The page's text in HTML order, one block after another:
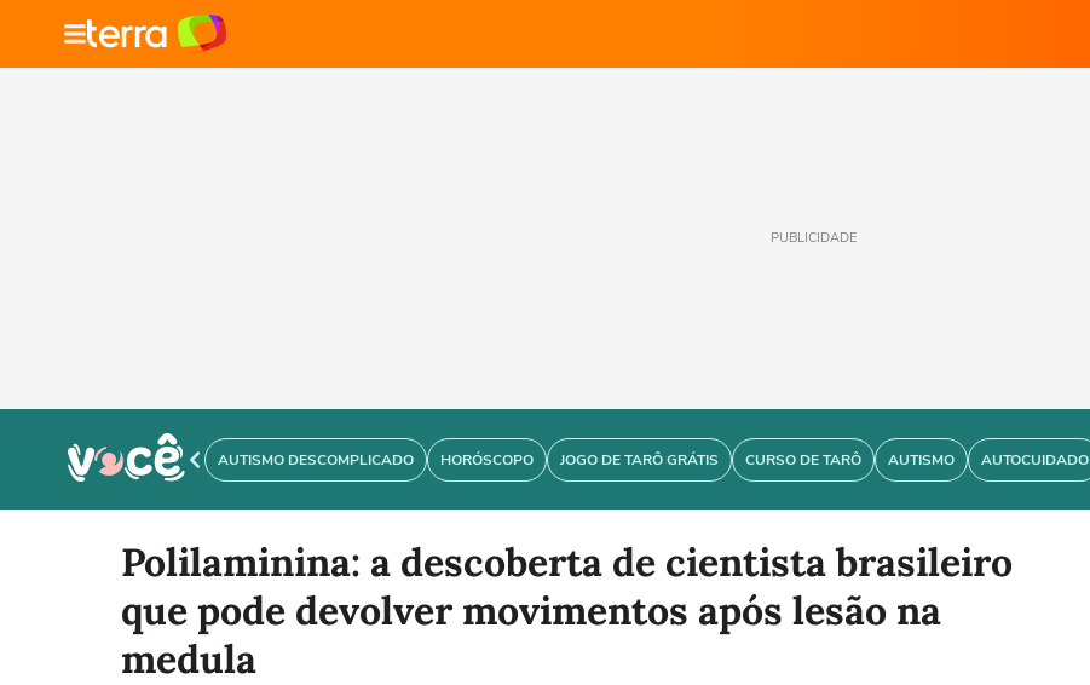
PUBLICIDADE
AUTISMO DESCOMPLICADO HORÓSCOPO JOGO DE TARÔ GRÁTIS CURSO DE TARÔ AUTISMO AUTOCUIDADO
Polilaminina: a descoberta de cientista brasileiro
que pode devolver movimentos após lesão na
medula